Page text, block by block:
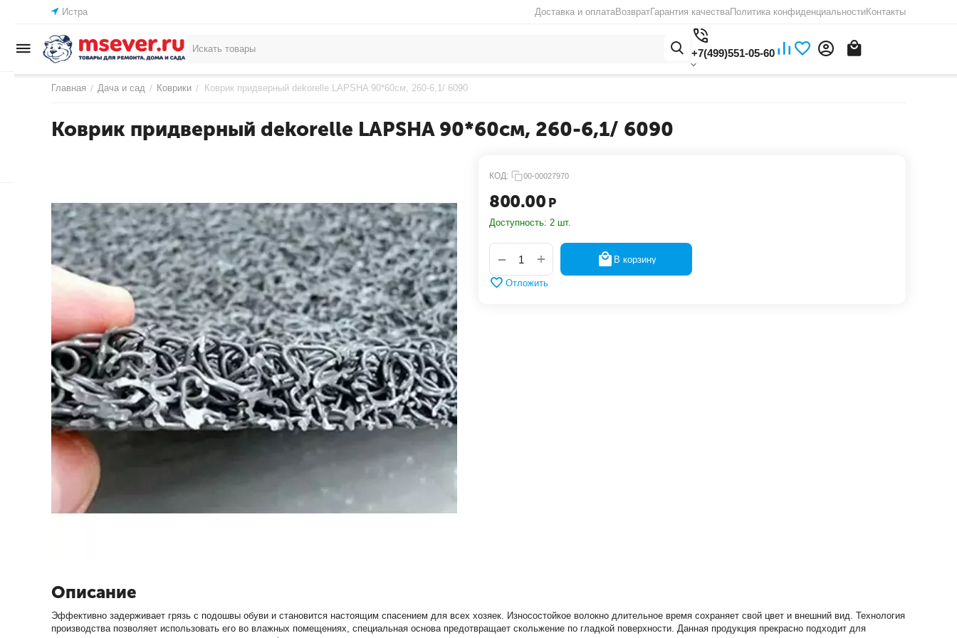
Истра Доставка и оплатаВозвратГарантия качестваПолитика конфиденциальностиКонтакты
+7(499)551-05-60
Главная / Дача и сад / Коврики / Коврик придверный dekorelle LAPSHA 90*60см, 260-6,1/ 6090
Коврик придверный dekorelle LAPSHA 90*60см, 260-6,1/ 6090
КОД: 00-00027970
800.00 Р
Доступность: 2 шт.
+
− В корзину
Отложить
Описание
Эффективно задерживает грязь с подошвы обуви и становится настоящим спасением для всех хозяек. Износостойкое волокно длительное время сохраняет свой цвет и внешний вид. Технология
производства позволяет использовать его во влажных помещениях, специальная основа предотвращает скольжение по гладкой поверхности. Данная продукция прекрасно подходит для